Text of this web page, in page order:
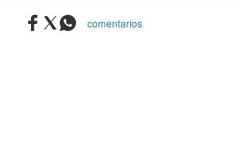
comentarios